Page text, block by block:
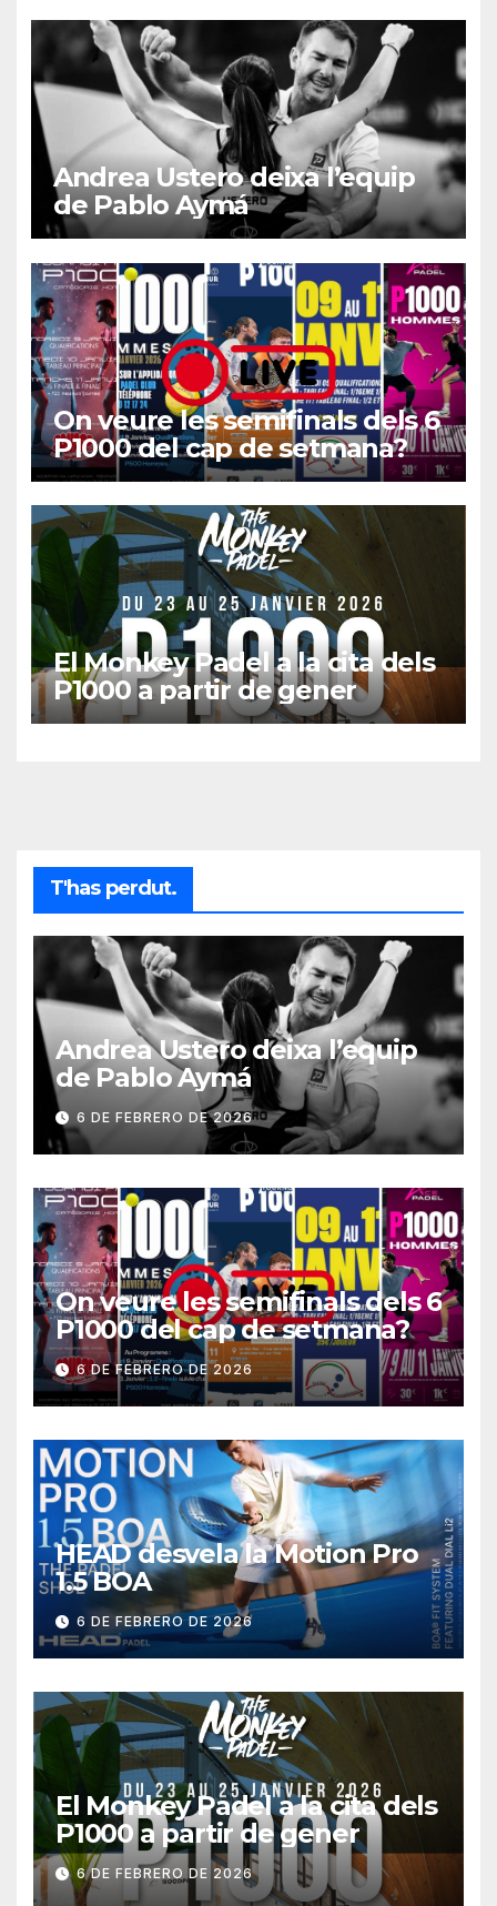
Andrea Ustero deixa l’equip
de Pablo Aymá
On veure les semifinals dels 6
P1000 del cap de setmana?
El Monkey Padel a la cita dels
P1000 a partir de gener
T'has perdut.
Andrea Ustero deixa l’equip
de Pablo Aymá
6 DE FEBRERO DE 2026
On veure les semifinals dels 6
P1000 del cap de setmana?
6 DE FEBRERO DE 2026
HEAD desvela la Motion Pro
1.5 BOA
6 DE FEBRERO DE 2026
El Monkey Padel a la cita dels
P1000 a partir de gener
6 DE FEBRERO DE 2026